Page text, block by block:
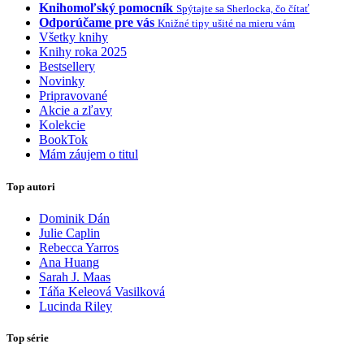
Knihomoľský pomocník Spýtajte sa Sherlocka, čo čítať
Odporúčame pre vás Knižné tipy ušité na mieru vám
Všetky knihy
Knihy roka 2025
Bestsellery
Novinky
Pripravované
Akcie a zľavy
Kolekcie
BookTok
Mám záujem o titul
Top autori
Dominik Dán
Julie Caplin
Rebecca Yarros
Ana Huang
Sarah J. Maas
Táňa Keleová Vasilková
Lucinda Riley
Top série